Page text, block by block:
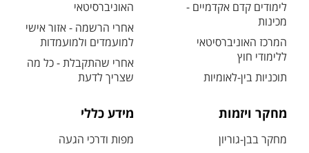
לימודים קדם אקדמיים -
מכינות
המרכז האוניברסיטאי
ללימודי חוץ
תוכניות בין-לאומיות
האוניברסיטאי
אחרי הרשמה - אזור אישי
למועמדים ולמועמדות
אחרי שהתקבלת - כל מה
שצריך לדעת
מחקר ויזמות
מחקר בבן-גוריון
מידע כללי
מפות ודרכי הגעה